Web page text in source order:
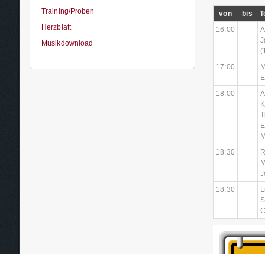
von bis
16:00
17:00
18:00
18:30
18:30
Training/Proben
Herzblatt
Musikdownload